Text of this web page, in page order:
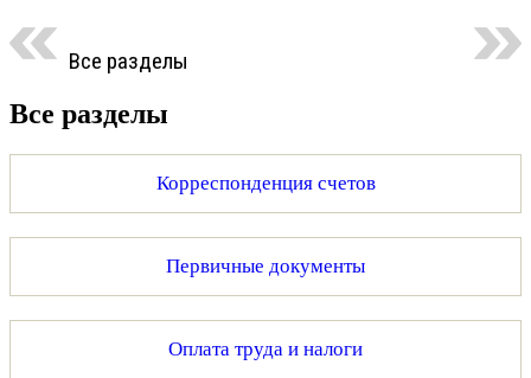
Все разделы
Все разделы
Корреспонденция счетов
Первичные документы
Оплата труда и налоги